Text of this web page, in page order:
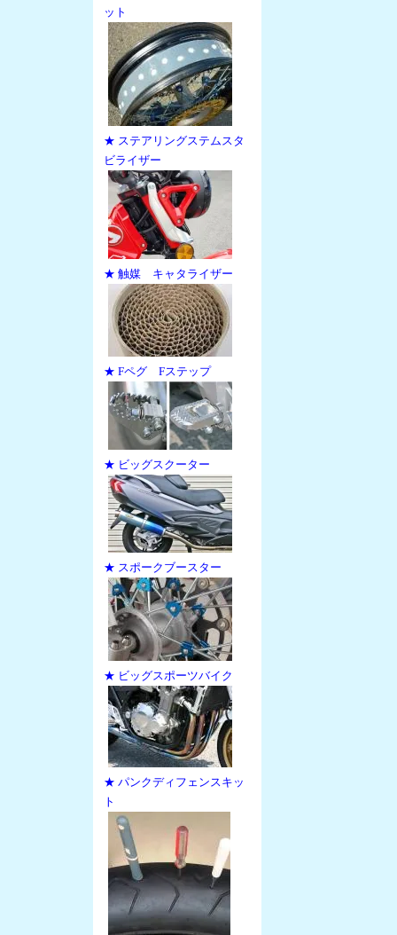
ット
★ ステアリングステムスタ
ビライザー
★ 触媒 キャタライザー
★ Fペグ Fステップ
★ ビッグスクーター
★ スポークブースター
★ ビッグスポーツバイク
★ パンクディフェンスキッ
ト